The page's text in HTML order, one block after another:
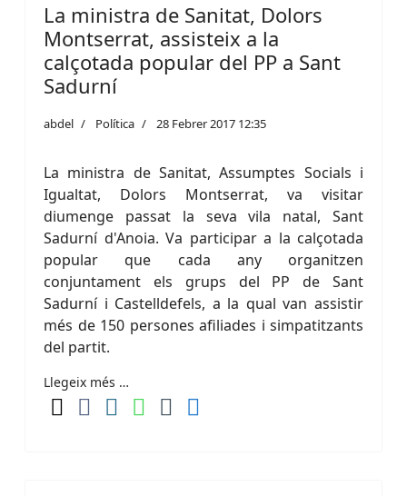
La ministra de Sanitat, Dolors
Montserrat, assisteix a la
calçotada popular del PP a Sant
Sadurní
abdel Política 28 Febrer 2017 12:35
La ministra de Sanitat, Assumptes Socials i
Igualtat, Dolors Montserrat, va visitar
diumenge passat la seva vila natal, Sant
Sadurní d'Anoia. Va participar a la calçotada
popular que cada any organitzen
conjuntament els grups del PP de Sant
Sadurní i Castelldefels, a la qual van assistir
més de 150 persones afiliades i simpatitzants
del partit.
Llegeix més …